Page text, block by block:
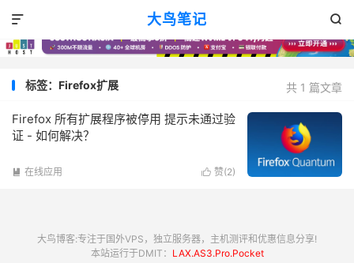
大鸟笔记 

共 1 篇文章
标签：Firefox扩展
Firefox 所有扩展程序被停用 提示未通过验
证 - 如何解决？
 赞(2)
 在线应用
大鸟博客:专注于国外VPS，独立服务器，主机测评和优惠信息分享!
本站运行于DMIT： LAX.AS3.Pro.Pocket